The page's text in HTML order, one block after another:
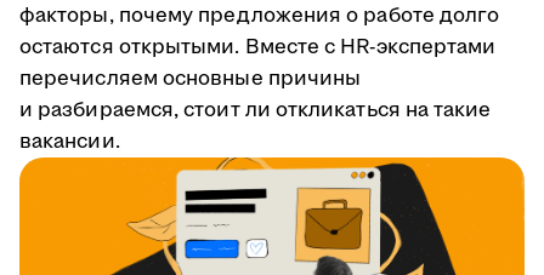
факторы, почему предложения о работе долго
остаются открытыми. Вместе с HR-экспертами
перечисляем основные причины
и разбираемся, стоит ли откликаться на такие
вакансии.